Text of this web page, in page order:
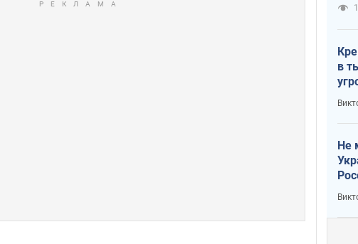
в
Не